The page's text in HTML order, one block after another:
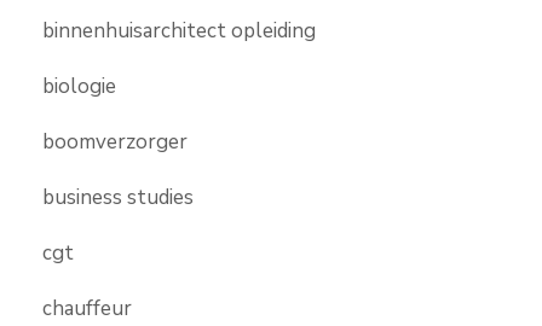
binnenhuisarchitect opleiding
biologie
boomverzorger
business studies
cgt
chauffeur